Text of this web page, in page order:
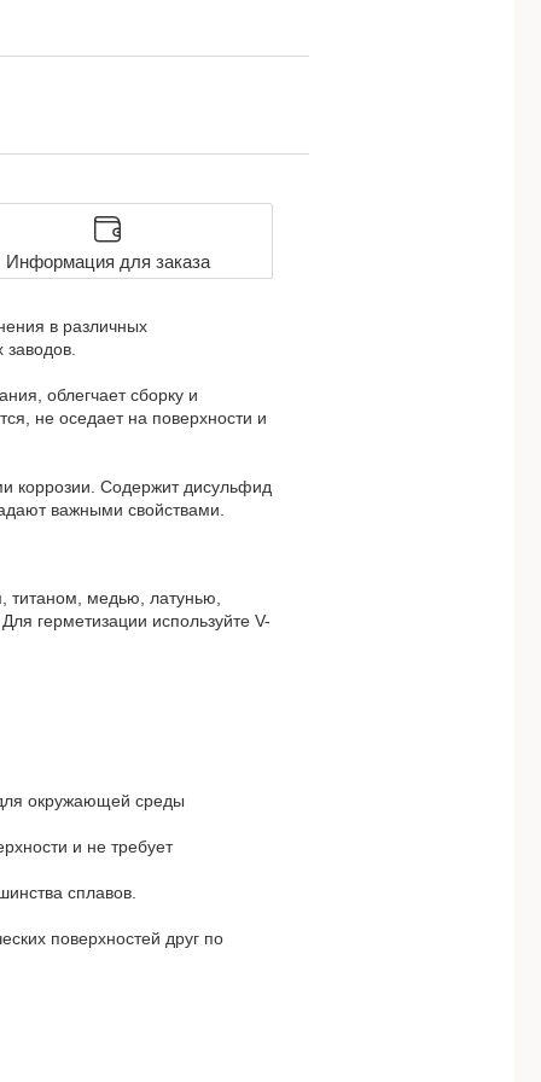
Информация для заказа
в различных
заводов.
облегчает сборку и
не оседает на поверхности и
коррозии. Содержит дисульфид
важными свойствами.
титаном, медью, латунью,
герметизации используйте V-
окружающей среды
и не требует
сплавов.
поверхностей друг по